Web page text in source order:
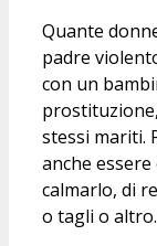
Quante
padre
con un
stessi mariti.
anche
calmarlo, di
o tagli o altro.